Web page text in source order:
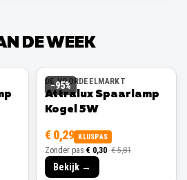
DE WEEK
−95%
DE VOORDEELMARKT
Attralux Spaarlamp
Kogel 5W
€ 0,29 KLUSPAS
Zonder pas € 0,30 € 5,81
Bekijk →